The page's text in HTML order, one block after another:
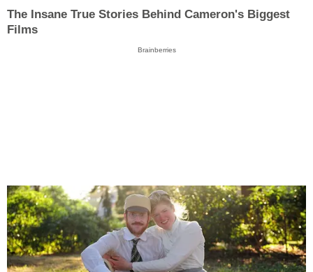
The Insane True Stories Behind Cameron's Biggest
Films
Brainberries